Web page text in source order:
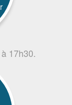
17h30.